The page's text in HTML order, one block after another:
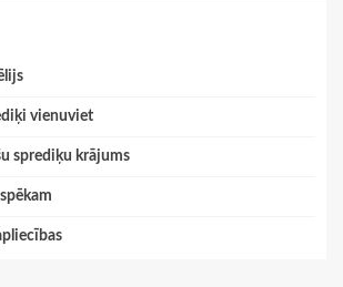
vienuviet
sprediķu krājums